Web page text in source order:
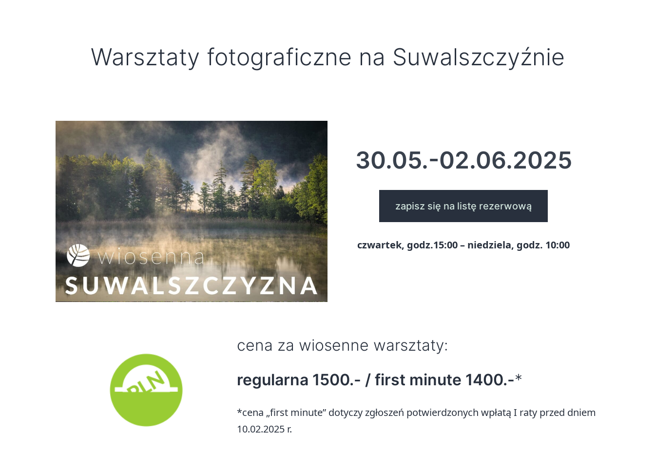
Warsztaty fotograficzne na Suwalszczyźnie
30.05.-02.06.2025
zapisz się na listę rezerwową
czwartek, godz.15:00 – niedziela, godz. 10:00
cena za wiosenne warsztaty:
regularna 1500.- / first minute 1400.-*
*cena „first minute” dotyczy zgłoszeń potwierdzonych wpłatą I raty przed dniem
10.02.2025 r.